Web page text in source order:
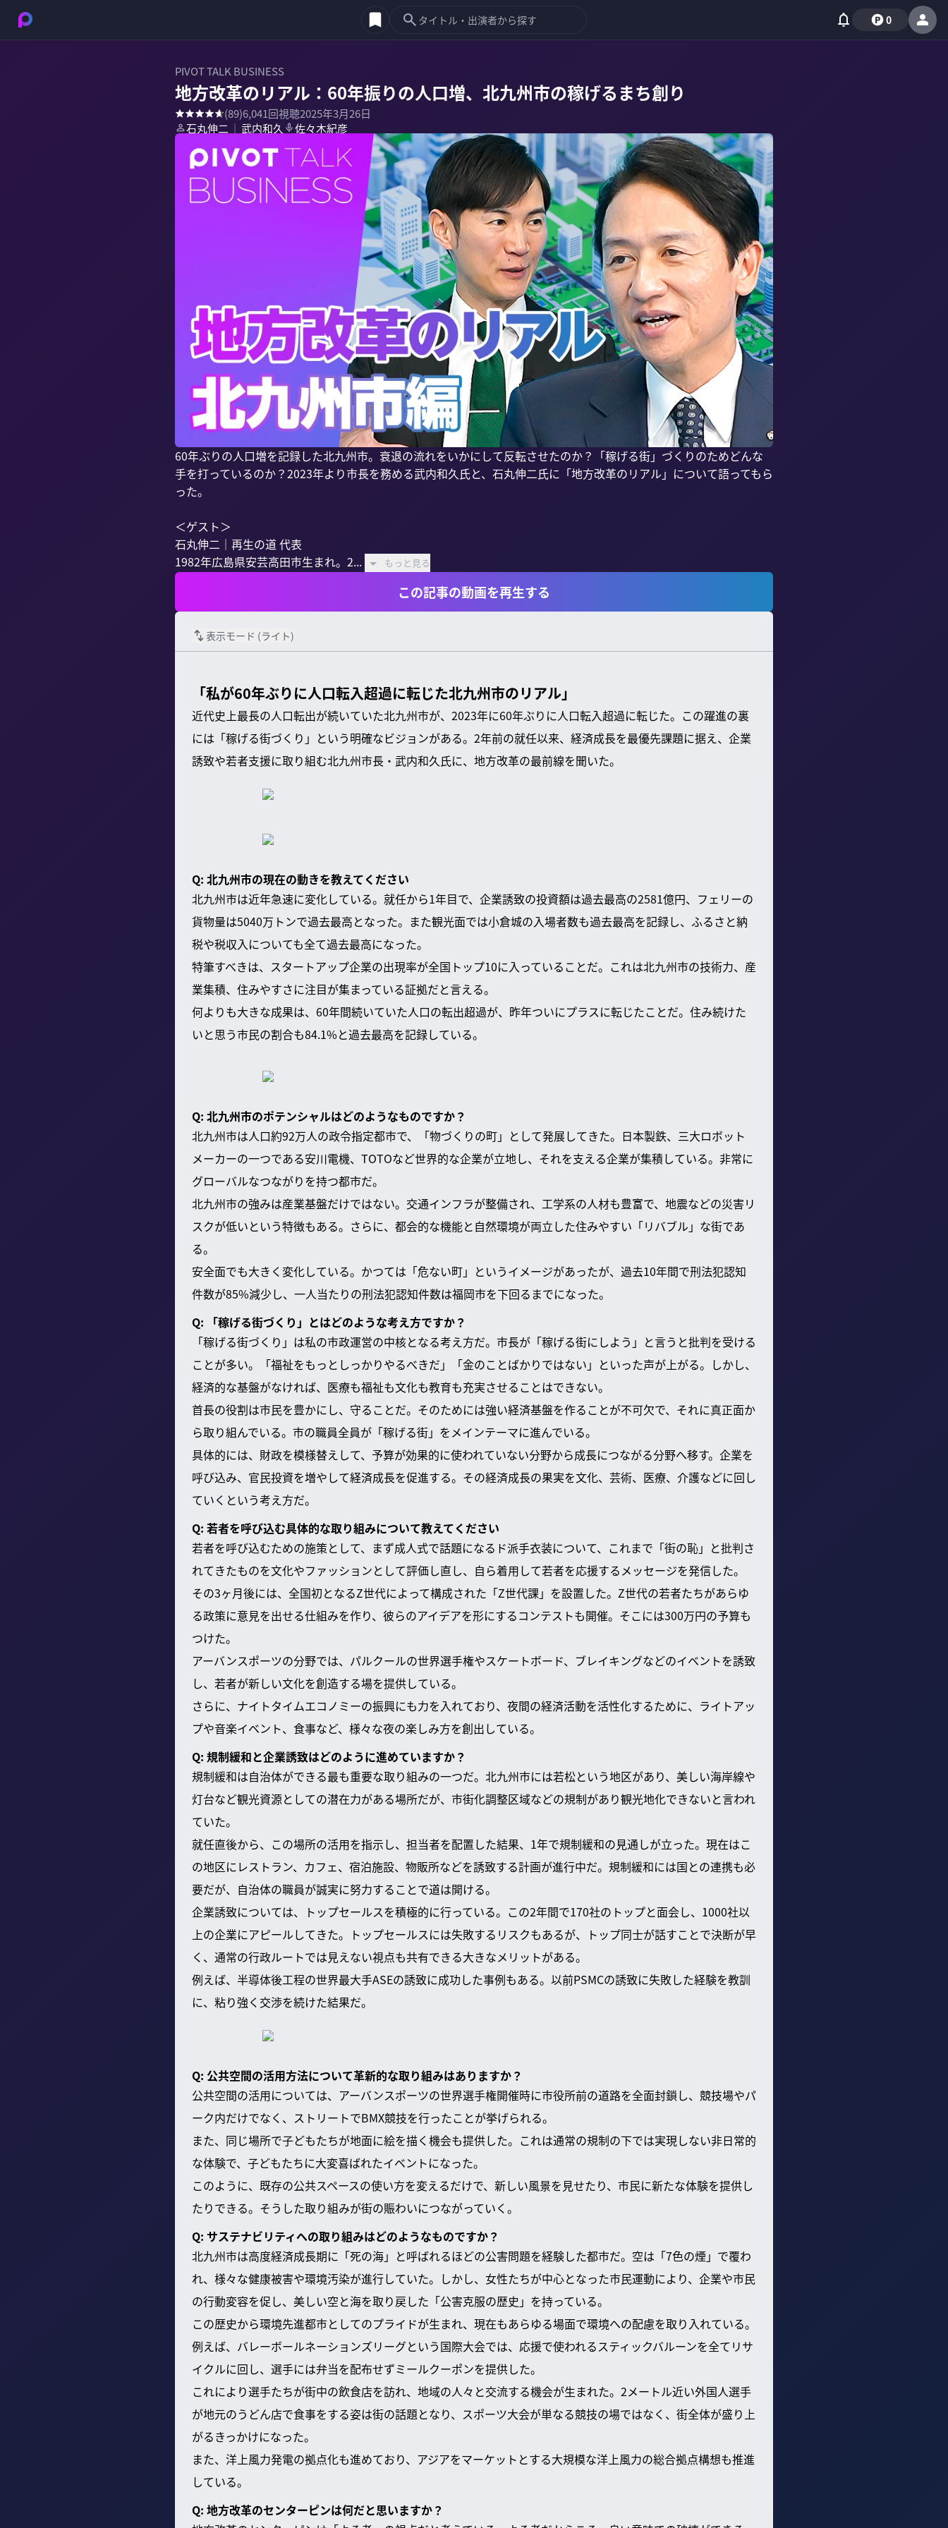
0
PIVOT TALK BUSINESS
地方改革のリアル：60年振りの人口増、北九州市の稼げるまち創り
(89)6,041回視聴2025年3月26日
石丸伸二 ｜ 武内和久 佐々木紀彦
60年ぶりの人口増を記録した北九州市。衰退の流れをいかにして反転させたのか？「稼げる街」づくりのためどんな
手を打っているのか？2023年より市長を務める武内和久氏と、石丸伸二氏に「地方改革のリアル」について語ってもら
った。
＜ゲスト＞
石丸伸二｜再生の道 代表
1982年広島県安芸高田市生まれ。2...
もっと見る
この記事の動画を再生する
表示モード (ライト)
「私が60年ぶりに人口転入超過に転じた北九州市のリアル」
近代史上最長の人口転出が続いていた北九州市が、2023年に60年ぶりに人口転入超過に転じた。この躍進の裏
には「稼げる街づくり」という明確なビジョンがある。2年前の就任以来、経済成長を最優先課題に据え、企業
誘致や若者支援に取り組む北九州市長・武内和久氏に、地方改革の最前線を聞いた。
Q: 北九州市の現在の動きを教えてください
北九州市は近年急速に変化している。就任から1年目で、企業誘致の投資額は過去最高の2581億円、フェリーの
貨物量は5040万トンで過去最高となった。また観光面では小倉城の入場者数も過去最高を記録し、ふるさと納
税や税収入についても全て過去最高になった。
特筆すべきは、スタートアップ企業の出現率が全国トップ10に入っていることだ。これは北九州市の技術力、産
業集積、住みやすさに注目が集まっている証拠だと言える。
何よりも大きな成果は、60年間続いていた人口の転出超過が、昨年ついにプラスに転じたことだ。住み続けた
いと思う市民の割合も84.1%と過去最高を記録している。
Q: 北九州市のポテンシャルはどのようなものですか？
北九州市は人口約92万人の政令指定都市で、「物づくりの町」として発展してきた。日本製鉄、三大ロボット
メーカーの一つである安川電機、TOTOなど世界的な企業が立地し、それを支える企業が集積している。非常に
グローバルなつながりを持つ都市だ。
北九州市の強みは産業基盤だけではない。交通インフラが整備され、工学系の人材も豊富で、地震などの災害リ
スクが低いという特徴もある。さらに、都会的な機能と自然環境が両立した住みやすい「リバブル」な街であ
る。
安全面でも大きく変化している。かつては「危ない町」というイメージがあったが、過去10年間で刑法犯認知
件数が85%減少し、一人当たりの刑法犯認知件数は福岡市を下回るまでになった。
Q: 「稼げる街づくり」とはどのような考え方ですか？
「稼げる街づくり」は私の市政運営の中核となる考え方だ。市長が「稼げる街にしよう」と言うと批判を受ける
ことが多い。「福祉をもっとしっかりやるべきだ」「金のことばかりではない」といった声が上がる。しかし、
経済的な基盤がなければ、医療も福祉も文化も教育も充実させることはできない。
首長の役割は市民を豊かにし、守ることだ。そのためには強い経済基盤を作ることが不可欠で、それに真正面か
ら取り組んでいる。市の職員全員が「稼げる街」をメインテーマに進んでいる。
具体的には、財政を模様替えして、予算が効果的に使われていない分野から成長につながる分野へ移す。企業を
呼び込み、官民投資を増やして経済成長を促進する。その経済成長の果実を文化、芸術、医療、介護などに回し
ていくという考え方だ。
Q: 若者を呼び込む具体的な取り組みについて教えてください
若者を呼び込むための施策として、まず成人式で話題になるド派手衣装について、これまで「街の恥」と批判さ
れてきたものを文化やファッションとして評価し直し、自ら着用して若者を応援するメッセージを発信した。
その3ヶ月後には、全国初となるZ世代によって構成された「Z世代課」を設置した。Z世代の若者たちがあらゆ
る政策に意見を出せる仕組みを作り、彼らのアイデアを形にするコンテストも開催。そこには300万円の予算も
つけた。
アーバンスポーツの分野では、パルクールの世界選手権やスケートボード、ブレイキングなどのイベントを誘致
し、若者が新しい文化を創造する場を提供している。
さらに、ナイトタイムエコノミーの振興にも力を入れており、夜間の経済活動を活性化するために、ライトアッ
プや音楽イベント、食事など、様々な夜の楽しみ方を創出している。
Q: 規制緩和と企業誘致はどのように進めていますか？
規制緩和は自治体ができる最も重要な取り組みの一つだ。北九州市には若松という地区があり、美しい海岸線や
灯台など観光資源としての潜在力がある場所だが、市街化調整区域などの規制があり観光地化できないと言われ
ていた。
就任直後から、この場所の活用を指示し、担当者を配置した結果、1年で規制緩和の見通しが立った。現在はこ
の地区にレストラン、カフェ、宿泊施設、物販所などを誘致する計画が進行中だ。規制緩和には国との連携も必
要だが、自治体の職員が誠実に努力することで道は開ける。
企業誘致については、トップセールスを積極的に行っている。この2年間で170社のトップと面会し、1000社以
上の企業にアピールしてきた。トップセールスには失敗するリスクもあるが、トップ同士が話すことで決断が早
く、通常の行政ルートでは見えない視点も共有できる大きなメリットがある。
例えば、半導体後工程の世界最大手ASEの誘致に成功した事例もある。以前PSMCの誘致に失敗した経験を教訓
に、粘り強く交渉を続けた結果だ。
Q: 公共空間の活用方法について革新的な取り組みはありますか？
公共空間の活用については、アーバンスポーツの世界選手権開催時に市役所前の道路を全面封鎖し、競技場やパ
ーク内だけでなく、ストリートでBMX競技を行ったことが挙げられる。
また、同じ場所で子どもたちが地面に絵を描く機会も提供した。これは通常の規制の下では実現しない非日常的
な体験で、子どもたちに大変喜ばれたイベントになった。
このように、既存の公共スペースの使い方を変えるだけで、新しい風景を見せたり、市民に新たな体験を提供し
たりできる。そうした取り組みが街の賑わいにつながっていく。
Q: サステナビリティへの取り組みはどのようなものですか？
北九州市は高度経済成長期に「死の海」と呼ばれるほどの公害問題を経験した都市だ。空は「7色の煙」で覆わ
れ、様々な健康被害や環境汚染が進行していた。しかし、女性たちが中心となった市民運動により、企業や市民
の行動変容を促し、美しい空と海を取り戻した「公害克服の歴史」を持っている。
この歴史から環境先進都市としてのプライドが生まれ、現在もあらゆる場面で環境への配慮を取り入れている。
例えば、バレーボールネーションズリーグという国際大会では、応援で使われるスティックバルーンを全てリサ
イクルに回し、選手には弁当を配布せずミールクーポンを提供した。
これにより選手たちが街中の飲食店を訪れ、地域の人々と交流する機会が生まれた。2メートル近い外国人選手
が地元のうどん店で食事をする姿は街の話題となり、スポーツ大会が単なる競技の場ではなく、街全体が盛り上
がるきっかけになった。
また、洋上風力発電の拠点化も進めており、アジアをマーケットとする大規模な洋上風力の総合拠点構想も推進
している。
Q: 地方改革のセンターピンは何だと思いますか？